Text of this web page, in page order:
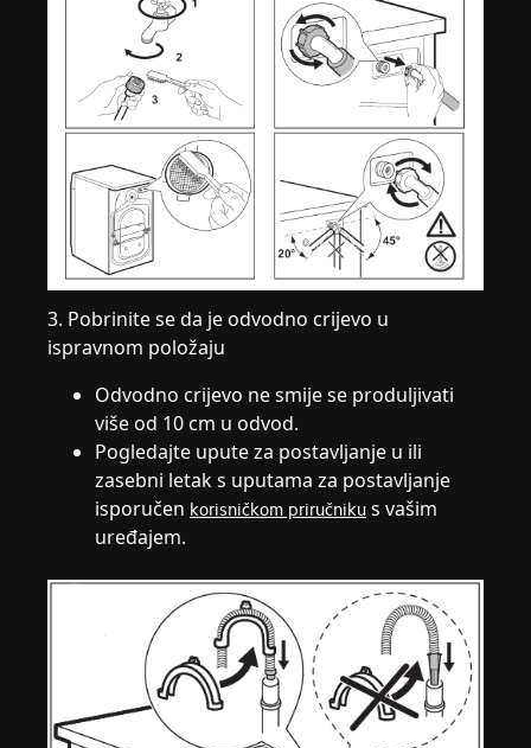
3. Pobrinite se da je odvodno crijevo u
ispravnom položaju
Odvodno crijevo ne smije se produljivati
više od 10 cm u odvod.
Pogledajte upute za postavljanje u ili
zasebni letak s uputama za postavljanje
isporučen korisničkom priručniku s vašim
uređajem.